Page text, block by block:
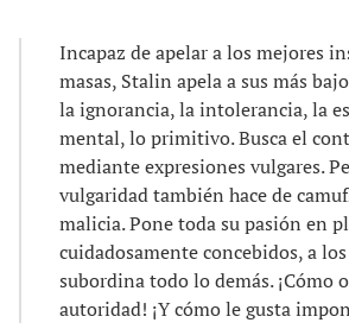
Incapaz de apelar a los mejores
masas, Stalin apela a sus más
la ignorancia, la intolerancia, la
mental, lo primitivo. Busca el
mediante expresiones vulgares.
vulgaridad también hace de
malicia. Pone toda su pasión en
cuidadosamente concebidos, a
subordina todo lo demás. ¡Cómo
autoridad! ¡Y cómo le gusta